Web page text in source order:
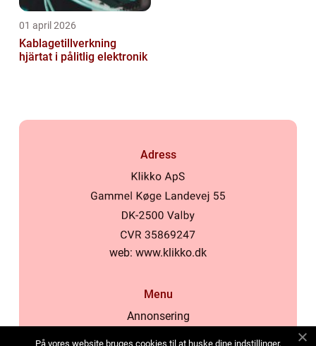
01 april 2026
Kablagetillverkning
hjärtat i pålitlig elektronik
Adress
web: www.klikko.dk
Menu
Annonsering
På vores website bruges cookies til at huske dine indstillinger,